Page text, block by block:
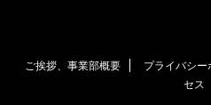
ご挨拶、事業部概要 プライバシー
セス